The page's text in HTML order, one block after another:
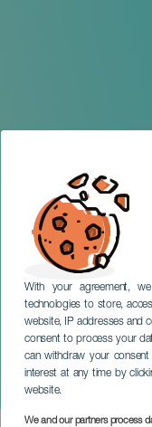
With your agreement,
technologies to store,
website, IP addresses and
consent to process your
can withdraw your
interest at any time by
website.
We and our partners process
LANZAROTE